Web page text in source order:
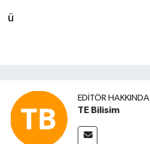
ü
EDITÖR HAKKINDA
TE Bilisim